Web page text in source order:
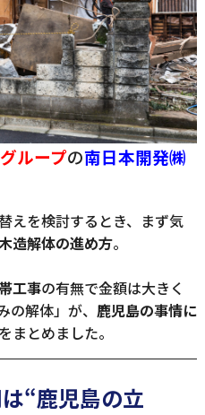
ループの南日本開発㈱
えを検討するとき、まず気
造解体の進め方。
工事の有無で金額は大きく
解体」が、 鹿児島の事情に
まとめました。
“鹿児島の立